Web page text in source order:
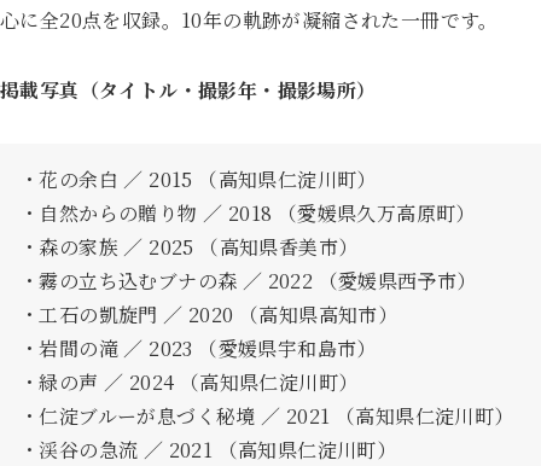
心に全20点を収録。10年の軌跡が凝縮された一冊です。
掲載写真（タイトル・撮影年・撮影場所）
・花の余白 ／ 2015 （高知県仁淀川町）
・自然からの贈り物 ／ 2018 （愛媛県久万高原町）
・森の家族 ／ 2025 （高知県香美市）
・霧の立ち込むブナの森 ／ 2022 （愛媛県西予市）
・工石の凱旋門 ／ 2020 （高知県高知市）
・岩間の滝 ／ 2023 （愛媛県宇和島市）
・緑の声 ／ 2024 （高知県仁淀川町）
・仁淀ブルーが息づく秘境 ／ 2021 （高知県仁淀川町）
・渓谷の急流 ／ 2021 （高知県仁淀川町）